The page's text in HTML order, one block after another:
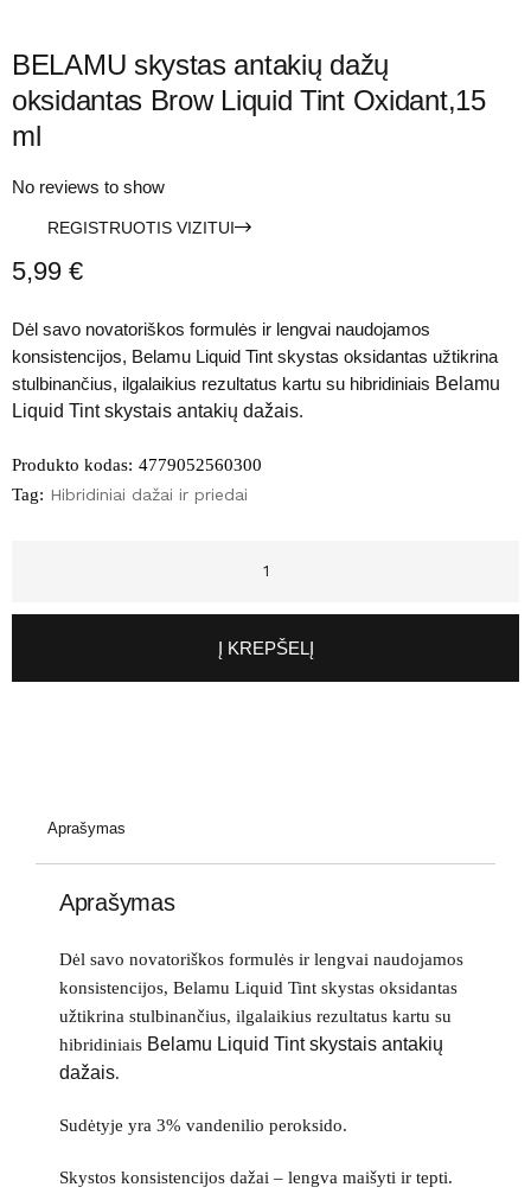
BELAMU skystas antakių dažų
oksidantas Brow Liquid Tint Oxidant,15
ml
No reviews to show
REGISTRUOTIS VIZITUI
5,99 €
Dėl savo novatoriškos formulės ir lengvai naudojamos
konsistencijos, Belamu Liquid Tint skystas oksidantas užtikrina
stulbinančius, ilgalaikius rezultatus kartu su hibridiniais Belamu
Liquid Tint skystais antakių dažais.
Produkto kodas: 4779052560300
Tag: Hibridiniai dažai ir priedai
Į KREPŠELĮ
Aprašymas
Aprašymas
Dėl savo novatoriškos formulės ir lengvai naudojamos
konsistencijos, Belamu Liquid Tint skystas oksidantas
užtikrina stulbinančius, ilgalaikius rezultatus kartu su
hibridiniais Belamu Liquid Tint skystais antakių
dažais.
Sudėtyje yra 3% vandenilio peroksido.
Skystos konsistencijos dažai – lengva maišyti ir tepti.